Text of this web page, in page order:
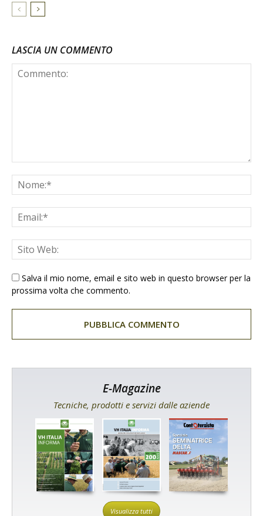
LASCIA UN COMMENTO
Salva il mio nome, email e sito web in questo browser per la
prossima volta che commento.
E-Magazine
Tecniche, prodotti e servizi dalle aziende
Visualizza tutti